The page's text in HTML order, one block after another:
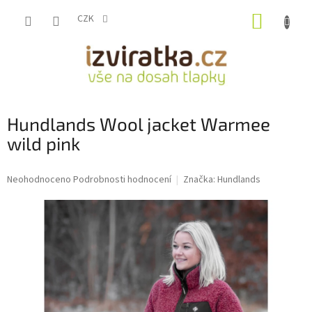
CZK
Hundlands Wool jacket Warmee
wild pink
Průměrné
Neohodnoceno Podrobnosti hodnocení Značka: Hundlands